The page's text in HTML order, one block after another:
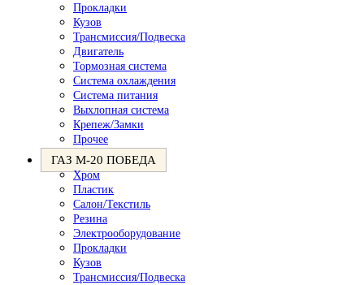
Прокладки
Кузов
Трансмиссия/Подвеска
Двигатель
Тормозная система
Система охлаждения
Система питания
Выхлопная система
Крепеж/Замки
Прочее
ГАЗ М-20 ПОБЕДА
Хром
Пластик
Салон/Текстиль
Резина
Электрооборудование
Прокладки
Кузов
Трансмиссия/Подвеска